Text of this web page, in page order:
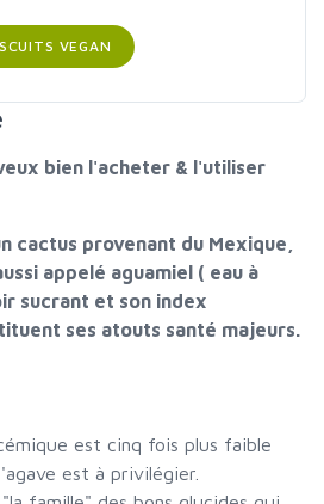
VEGAN
bien l'acheter & l'utiliser
cactus provenant du Mexique,
appelé aguamiel ( eau à
sucrant et son index
ses atouts santé majeurs.
est cinq fois plus faible
est à privilégier.